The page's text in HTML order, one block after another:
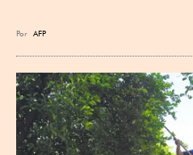
Por AFP